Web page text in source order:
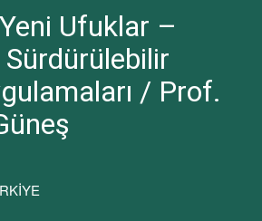
Ufuklar –
Sürdürülebilir
/ Prof.